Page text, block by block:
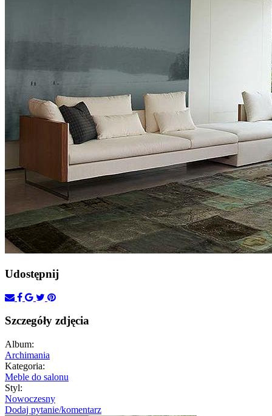
Udostępnij
Szczegóły zdjęcia
Album:
Archimania
Kategoria:
Meble do salonu
Styl:
Nowoczesny
Dodaj pytanie/komentarz